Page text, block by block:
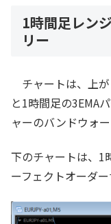
1時間足レン
リー
チャートは、上
と1時間足の3EMA
ャーのバンドウォ
下のチャートは、1
ーフェクトオーダー